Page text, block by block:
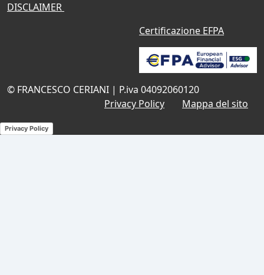
DISCLAIMER
Certificazione EFPA
© FRANCESCO CERIANI | P.iva 04092060120
Privacy Policy
Mappa del sito
Privacy Policy